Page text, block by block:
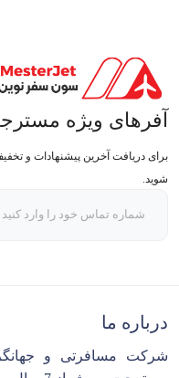
آفرهای ویژه
برای دریافت آخرین پیشنهادات و
شوید.
درباره ما
شرکت مسافرتی و